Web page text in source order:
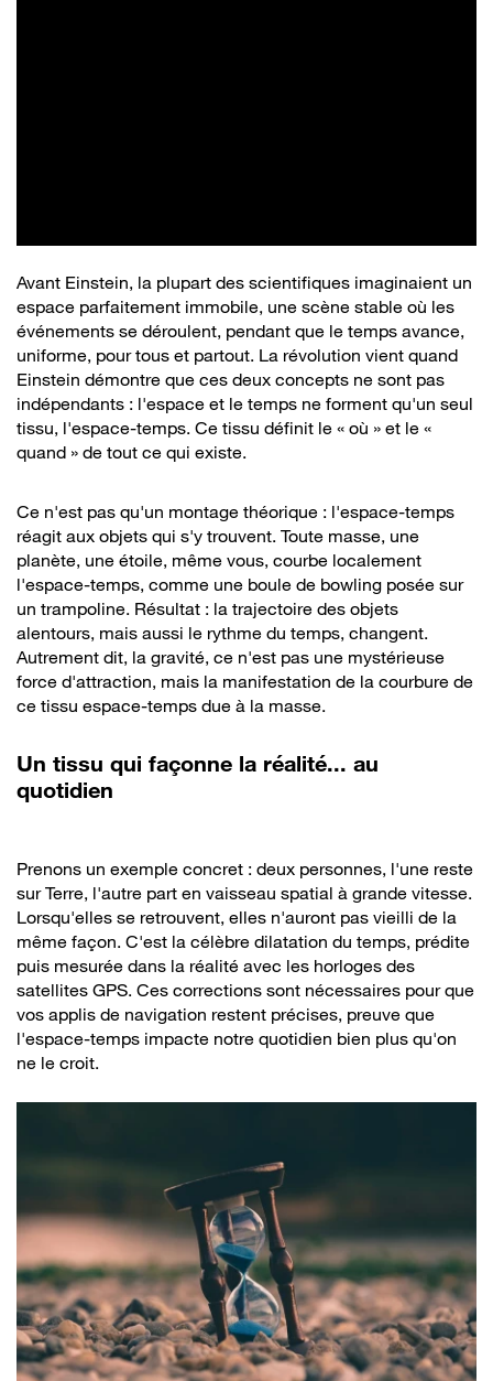
Avant Einstein, la plupart des scientifiques imaginaient un
espace parfaitement immobile, une scène stable où les
événements se déroulent, pendant que le temps avance,
uniforme, pour tous et partout. La révolution vient quand
Einstein démontre que ces deux concepts ne sont pas
indépendants : l'espace et le temps ne forment qu'un seul
tissu, l'espace-temps. Ce tissu définit le « où » et le «
quand » de tout ce qui existe.
Ce n'est pas qu'un montage théorique : l'espace-temps
réagit aux objets qui s'y trouvent. Toute masse, une
planète, une étoile, même vous, courbe localement
l'espace-temps, comme une boule de bowling posée sur
un trampoline. Résultat : la trajectoire des objets
alentours, mais aussi le rythme du temps, changent.
Autrement dit, la gravité, ce n'est pas une mystérieuse
force d'attraction, mais la manifestation de la courbure de
ce tissu espace-temps due à la masse.
Un tissu qui façonne la réalité... au
quotidien
Prenons un exemple concret : deux personnes, l'une reste
sur Terre, l'autre part en vaisseau spatial à grande vitesse.
Lorsqu'elles se retrouvent, elles n'auront pas vieilli de la
même façon. C'est la célèbre dilatation du temps, prédite
puis mesurée dans la réalité avec les horloges des
satellites GPS. Ces corrections sont nécessaires pour que
vos applis de navigation restent précises, preuve que
l'espace-temps impacte notre quotidien bien plus qu'on
ne le croit.